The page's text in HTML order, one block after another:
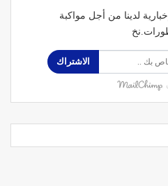
لدينا من أجل مواكبة
الاشتراك